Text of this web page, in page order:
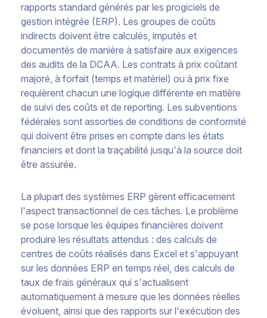
rapports standard générés par les progiciels de
gestion intégrée (ERP). Les groupes de coûts
indirects doivent être calculés, imputés et
documentés de manière à satisfaire aux exigences
des audits de la DCAA. Les contrats à prix coûtant
majoré, à forfait (temps et matériel) ou à prix fixe
requièrent chacun une logique différente en matière
de suivi des coûts et de reporting. Les subventions
fédérales sont assorties de conditions de conformité
qui doivent être prises en compte dans les états
financiers et dont la traçabilité jusqu'à la source doit
être assurée.
La plupart des systèmes ERP gèrent efficacement
l'aspect transactionnel de ces tâches. Le problème
se pose lorsque les équipes financières doivent
produire les résultats attendus : des calculs de
centres de coûts réalisés dans Excel et s'appuyant
sur les données ERP en temps réel, des calculs de
taux de frais généraux qui s'actualisent
automatiquement à mesure que les données réelles
évoluent, ainsi que des rapports sur l'exécution des